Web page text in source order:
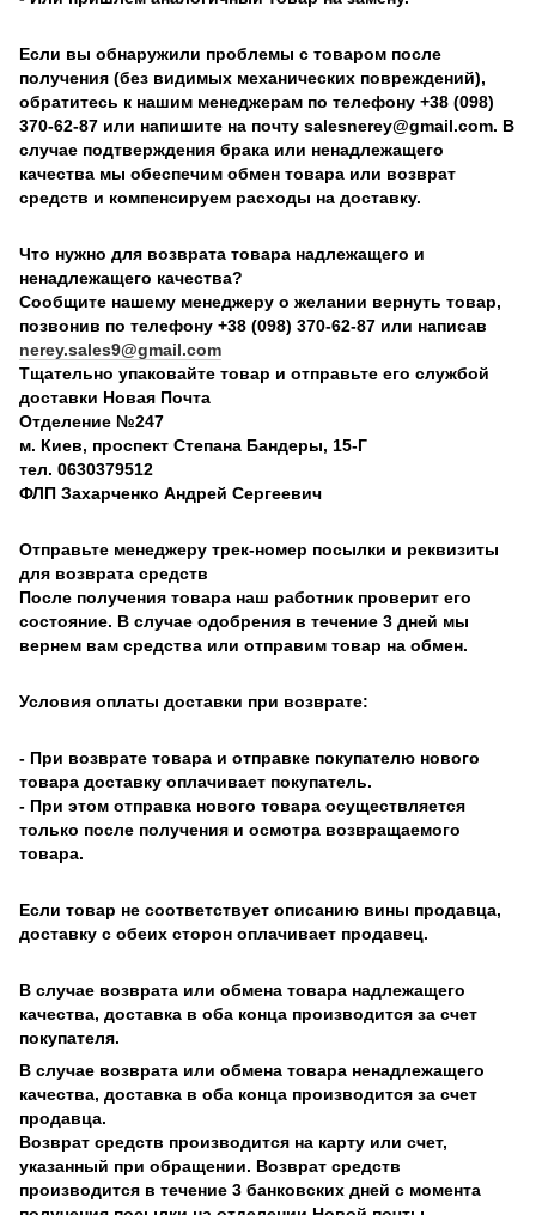
Если вы обнаружили проблемы с товаром после
получения (без видимых механических повреждений),
обратитесь к нашим менеджерам по телефону +38 (098)
370-62-87 или напишите на почту salesnerey@gmail.com. В
случае подтверждения брака или ненадлежащего
качества мы обеспечим обмен товара или возврат
средств и компенсируем расходы на доставку.
Что нужно для возврата товара надлежащего и
ненадлежащего качества?
Сообщите нашему менеджеру о желании вернуть товар,
позвонив по телефону +38 (098) 370-62-87 или написав
nerey.sales9@gmail.com
Тщательно упаковайте товар и отправьте его службой
доставки Новая Почта
Отделение №247
м. Киев, проспект Степана Бандеры, 15-Г
тел. 0630379512
ФЛП Захарченко Андрей Сергеевич
Отправьте менеджеру трек-номер посылки и реквизиты
для возврата средств
После получения товара наш работник проверит его
состояние. В случае одобрения в течение 3 дней мы
вернем вам средства или отправим товар на обмен.
Условия оплаты доставки при возврате:
- При возврате товара и отправке покупателю нового
товара доставку оплачивает покупатель.
- При этом отправка нового товара осуществляется
только после получения и осмотра возвращаемого
товара.
Если товар не соответствует описанию вины продавца,
доставку с обеих сторон оплачивает продавец.
В случае возврата или обмена товара надлежащего
качества, доставка в оба конца производится за счет
покупателя.
В случае возврата или обмена товара ненадлежащего
качества, доставка в оба конца производится за счет
продавца.
Возврат средств производится на карту или счет,
указанный при обращении. Возврат средств
производится в течение 3 банковских дней с момента